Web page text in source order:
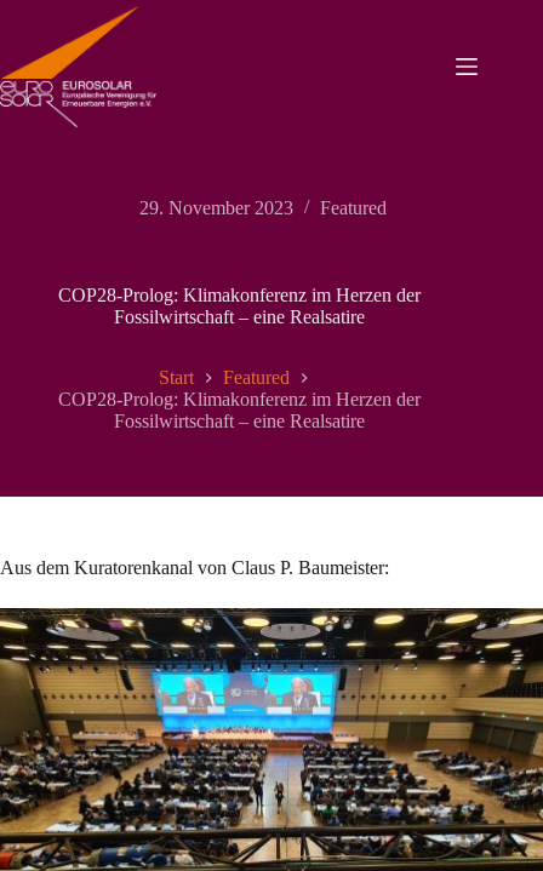
springen
29. November 2023 Featured
COP28-Prolog: Klimakonferenz im Herzen der
Fossilwirtschaft – eine Realsatire
Start
Featured
COP28-Prolog: Klimakonferenz im Herzen der
Fossilwirtschaft – eine Realsatire
Aus dem Kuratorenkanal von Claus P. Baumeister: